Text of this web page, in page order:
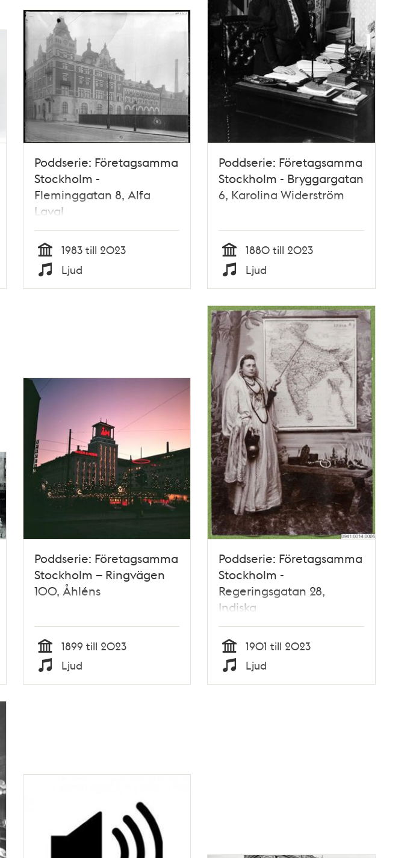
Poddserie: Företagsamma
Stockholm -
Fleminggatan 8, Alfa
Laval
Tid
1983 till 2023
Typ
Ljud
Poddserie: Företagsamma
Stockholm - Bryggargatan
6, Karolina Widerström
Tid
1880 till 2023
Typ
Ljud
Poddserie: Företagsamma
Stockholm – Ringvägen
100, Åhléns
Tid
1899 till 2023
Typ
Ljud
Poddserie: Företagsamma
Stockholm -
Regeringsgatan 28,
Indiska
Tid
1901 till 2023
Typ
Ljud